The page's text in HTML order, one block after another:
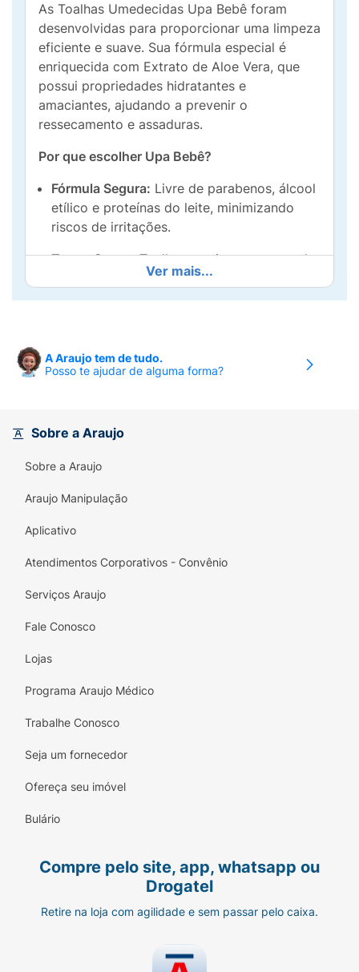
As Toalhas Umedecidas Upa Bebê foram
desenvolvidas para proporcionar uma limpeza
eficiente e suave. Sua fórmula especial é
enriquecida com Extrato de Aloe Vera, que
possui propriedades hidratantes e
amaciantes, ajudando a prevenir o
ressecamento e assaduras.
Por que escolher Upa Bebê?
Fórmula Segura: Livre de parabenos, álcool
etílico e proteínas do leite, minimizando
riscos de irritações.
Toque Suave:Toalhas macias com tamanho
ideal (19cm x 13cm) para uma limpeza
prática.
(divididas em 5 pacotes de 50), ideal para
limpeza das mãos e do rosto, mantendo o
bebê sempre fresquinho e perfumado.
Ver mais...
A Araujo tem de tudo.
Posso te ajudar de alguma forma?
Sobre a Araujo
Sobre a Araujo
Araujo Manipulação
Aplicativo
Atendimentos Corporativos - Convênio
Serviços Araujo
Fale Conosco
Lojas
Programa Araujo Médico
Trabalhe Conosco
Seja um fornecedor
Ofereça seu imóvel
Bulário
Compre pelo site, app, whatsapp ou
Drogatel
Retire na loja com agilidade e sem passar pelo caixa.